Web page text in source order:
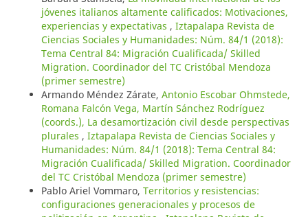
jóvenes italianos altamente calificados: Motivaciones,
experiencias y expectativas , Iztapalapa Revista de
Ciencias Sociales y Humanidades: Núm. 84/1 (2018):
Tema Central 84: Migración Cualificada/ Skilled
Migration. Coordinador del TC Cristóbal Mendoza
(primer semestre)
Armando Méndez Zárate, Antonio Escobar Ohmstede,
Romana Falcón Vega, Martín Sánchez Rodríguez
(coords.), La desamortización civil desde perspectivas
plurales , Iztapalapa Revista de Ciencias Sociales y
Humanidades: Núm. 84/1 (2018): Tema Central 84:
Migración Cualificada/ Skilled Migration. Coordinador
del TC Cristóbal Mendoza (primer semestre)
Pablo Ariel Vommaro, Territorios y resistencias:
configuraciones generacionales y procesos de